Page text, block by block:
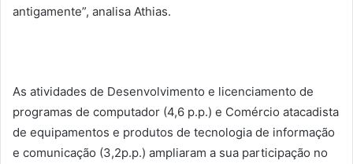
antigamente”, analisa Athias.
As atividades de Desenvolvimento e licenciamento de
programas de computador (4,6 p.p.) e Comércio atacadista
de equipamentos e produtos de tecnologia de informação
e comunicação (3,2p.p.) ampliaram a sua participação no